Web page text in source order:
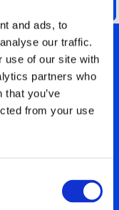
and ads, to
our traffic.
use of our site with
partners who
you’ve
from your use
be left
zelfstandigen